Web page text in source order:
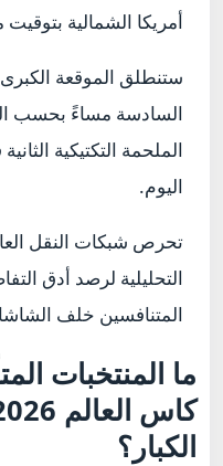
أمريكا الشمالية
ستنطلق الموقعة
السادسة مساءً بحسب
الملحمة التكتيكية
اليوم.
تحرص شبكات النقل
التحليلية لرصد أدق
المتنافسين خلف
ما المنتخبات
الكبار؟